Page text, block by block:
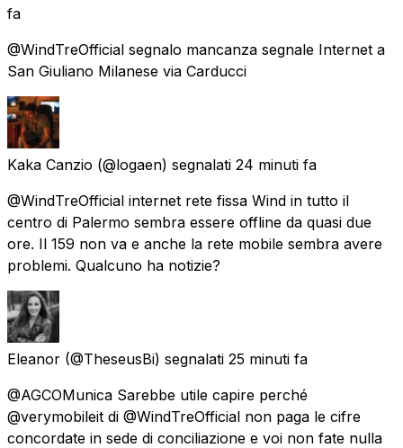
fa
@WindTreOfficial segnalo mancanza segnale Internet a
San Giuliano Milanese via Carducci
Kaka Canzio (@logaen) segnalati 24 minuti fa
@WindTreOfficial internet rete fissa Wind in tutto il
centro di Palermo sembra essere offline da quasi due
ore. Il 159 non va e anche la rete mobile sembra avere
problemi. Qualcuno ha notizie?
Eleanor (@TheseusBi) segnalati 25 minuti fa
@AGCOMunica Sarebbe utile capire perché
@verymobileit di @WindTreOfficial non paga le cifre
concordate in sede di conciliazione e voi non fate nulla